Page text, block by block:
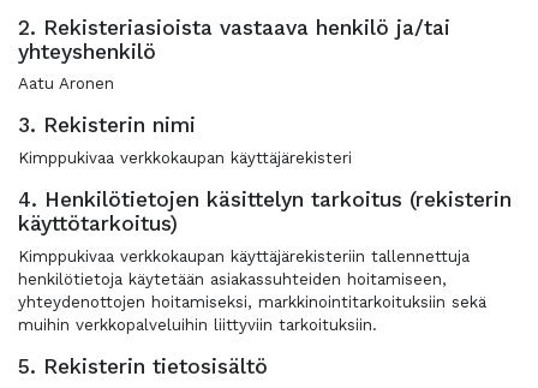
2. Rekisteriasioista vastaava henkilö ja/tai
yhteyshenkilö
Aatu Aronen
3. Rekisterin nimi
Kimppukivaa verkkokaupan käyttäjärekisteri
4. Henkilötietojen käsittelyn tarkoitus (rekisterin
käyttötarkoitus)
Kimppukivaa verkkokaupan käyttäjärekisteriin tallennettuja
henkilötietoja käytetään asiakassuhteiden hoitamiseen,
yhteydenottojen hoitamiseksi, markkinointitarkoituksiin sekä
muihin verkkopalveluihin liittyviin tarkoituksiin.
5. Rekisterin tietosisältö